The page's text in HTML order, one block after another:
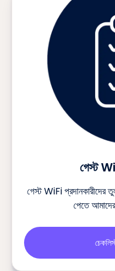
গেস্ট
গেস্ট WiFi প্রদানকারীদের
পেতে